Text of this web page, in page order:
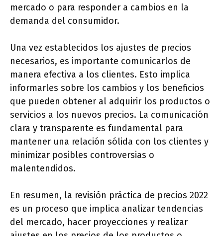
mercado o para responder a cambios en la
demanda del consumidor.
Una vez establecidos los ajustes de precios
necesarios, es importante comunicarlos de
manera efectiva a los clientes. Esto implica
informarles sobre los cambios y los beneficios
que pueden obtener al adquirir los productos o
servicios a los nuevos precios. La comunicación
clara y transparente es fundamental para
mantener una relación sólida con los clientes y
minimizar posibles controversias o
malentendidos.
En resumen, la revisión práctica de precios 2022
es un proceso que implica analizar tendencias
del mercado, hacer proyecciones y realizar